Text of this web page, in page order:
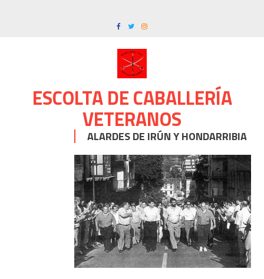
ESCOLTA DE CABALLERÍA
VETERANOS
ALARDES DE IRÚN Y HONDARRIBIA